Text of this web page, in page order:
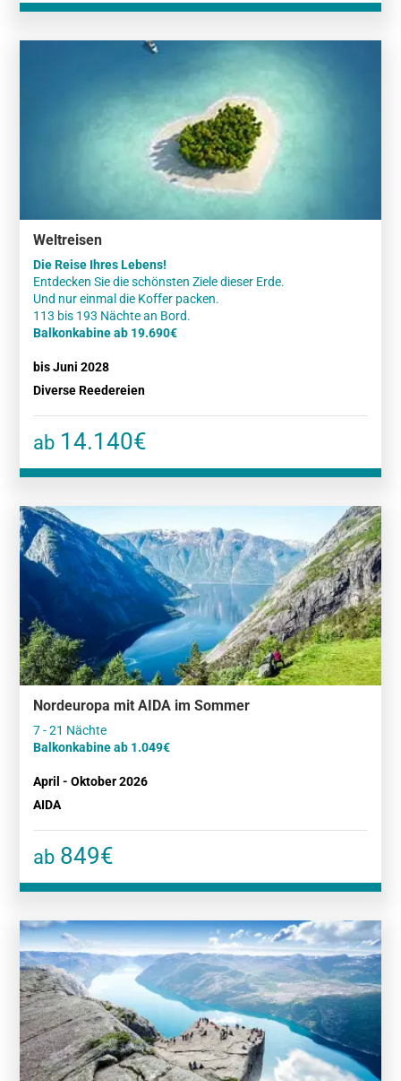
Weltreisen
Die Reise Ihres Lebens!
Entdecken Sie die schönsten Ziele dieser Erde.
Und nur einmal die Koffer packen.
Balkonkabine ab 19.690€
bis Juni 2028
Diverse Reedereien
ab 14.140€
Nordeuropa mit AIDA im Sommer
Balkonkabine ab 1.049€
April - Oktober 2026
AIDA
ab 849€